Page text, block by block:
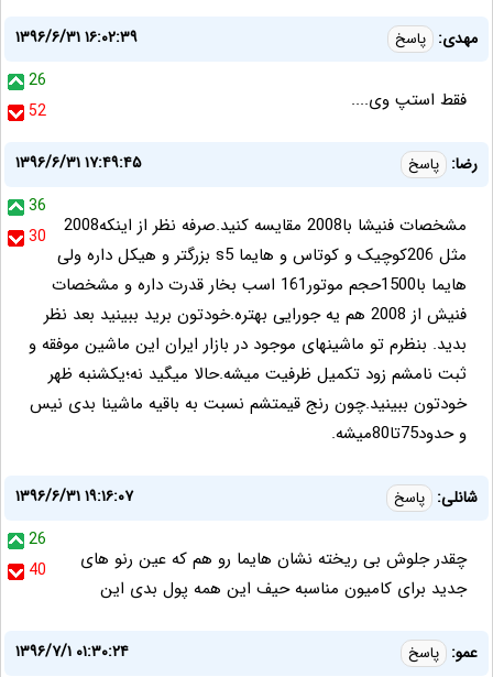
مهدی: پاسخ
۱۳۹۶/۶/۳۱ ۱۶:۰۲:۳۹
26
52
فقط استپ وی....
رضا: پاسخ
۱۳۹۶/۶/۳۱ ۱۷:۴۹:۴۵
36
30
مشخصات فنیشا با2008 مقایسه کنید.صرفه نظر از اینکه2008
مثل 206کوچیک و کوتاس و هایما s5 بزرگتر و هیکل داره ولی
هایما با1500حجم موتور161 اسب بخار قدرت داره و مشخصات
فنیش از 2008 هم یه جورایی بهتره.خودتون برید ببینید بعد نظر
بدید. بنظرم تو ماشینهای موجود در بازار ایران این ماشین موفقه و
ثبت نامشم زود تکمیل ظرفیت میشه.حالا میگید نه؛یکشنبه ظهر
خودتون ببینید.چون رنج قیمتشم نسبت به باقیه ماشینا بدی نیس
و حدود75تا80میشه.
شانلی: پاسخ
۱۳۹۶/۶/۳۱ ۱۹:۱۶:۰۷
26
40
چقدر جلوش بی ریخته نشان هایما رو هم که عین رنو های
جدید برای کامیون مناسبه حیف این همه پول بدی این
عمو: پاسخ ۱۳۹۶/۷/۱ ۰۱:۳۰:۲۴